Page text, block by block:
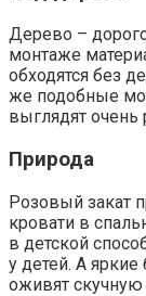
Дерево –
монтаже
обходятся без
же подобные
выглядят очень
Природа
Розовый закат
кровати в
в детской
у детей. А
оживят скучную